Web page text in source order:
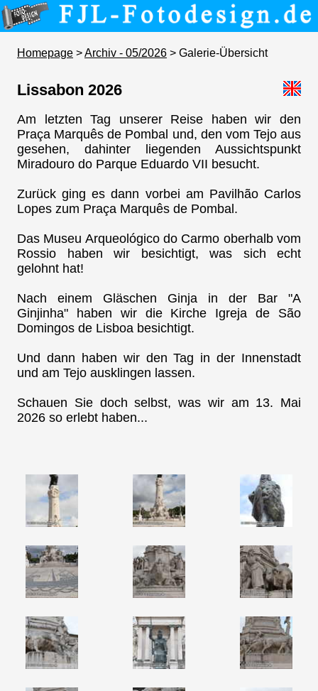
Homepage >Archiv - 05/2026 > Galerie-Übersicht
Lissabon 2026
Am letzten Tag unserer Reise haben wir den
Praça Marquês de Pombal und, den vom Tejo aus
gesehen, dahinter liegenden Aussichtspunkt
Miradouro do Parque Eduardo VII besucht.
Zurück ging es dann vorbei am Pavilhão Carlos
Lopes zum Praça Marquês de Pombal.
Das Museu Arqueológico do Carmo oberhalb vom
Rossio haben wir besichtigt, was sich echt
gelohnt hat!
Nach einem Gläschen Ginja in der Bar "A
Ginjinha" haben wir die Kirche Igreja de São
Domingos de Lisboa besichtigt.
Und dann haben wir den Tag in der Innenstadt
und am Tejo ausklingen lassen.
Schauen Sie doch selbst, was wir am 13. Mai
2026 so erlebt haben...